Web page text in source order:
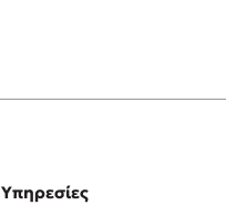
Υπηρεσίες